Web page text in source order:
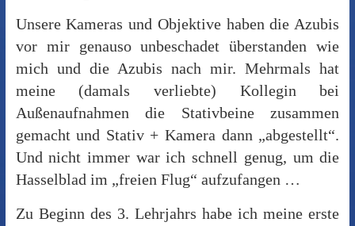
Unsere Kameras und Objektive haben die Azubis
vor mir genauso unbeschadet überstanden wie
mich und die Azubis nach mir. Mehrmals hat
meine (damals verliebte) Kollegin bei
Außenaufnahmen die Stativbeine zusammen
gemacht und Stativ + Kamera dann „abgestellt“.
Und nicht immer war ich schnell genug, um die
Hasselblad im „freien Flug“ aufzufangen …
Zu Beginn des 3. Lehrjahrs habe ich meine erste